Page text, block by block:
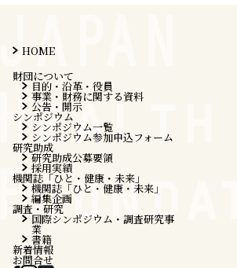
HOME
財団について
目的・沿革・役員
事業・財務に関する資料
公告・開示
シンポジウム
シンポジウム一覧
シンポジウム参加申込フォーム
研究助成
研究助成公募要領
採用実績
機関誌「ひと・健康・未来」
機関誌「ひと・健康・未来」
編集企画
調査・研究
国際シンポジウム・調査研究事
業
書籍
新着情報
お問合せ